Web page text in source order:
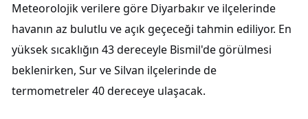
Meteorolojik verilere göre Diyarbakır ve ilçelerinde
havanın az bulutlu ve açık geçeceği tahmin ediliyor. En
yüksek sıcaklığın 43 dereceyle Bismil'de görülmesi
beklenirken, Sur ve Silvan ilçelerinde de
termometreler 40 dereceye ulaşacak.